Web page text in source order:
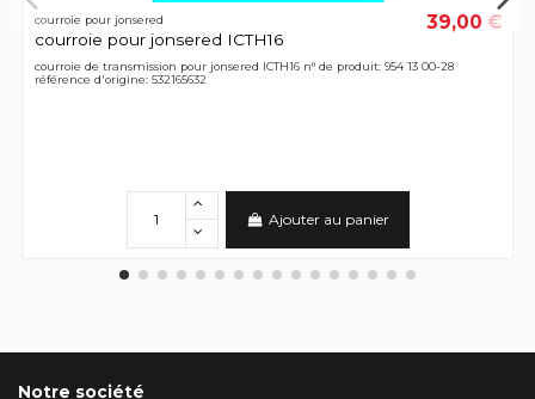
courroie pour jonsered
courroie pour jonsered ICTH16
39,00 €
courroie de transmission pour jonsered ICTH16 n° de produit: 954 13 00-28
référence d'origine: 532165632
Ajouter au panier
Notre société